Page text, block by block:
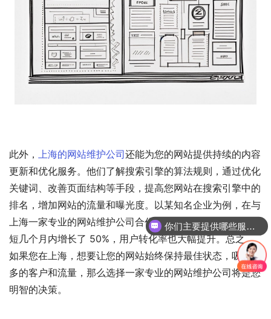
此外， 上海的网站维护公司还能为您的网站提供持续的内容
更新和优化服务。他们了解搜索引擎的算法规则，通过优化
关键词、改善页面结构等手段，提高您网站在搜索引擎中的
排名，增加网站的流量和曝光度。以某知名企业为例，在与
上海一家专业的网站维护公司合作后，其网站的访问量在短
短几个月内增长了 50%，用户转化率也大幅提升。总之，
如果您在上海，想要让您的网站始终保持最佳状态，吸引更
多的客户和流量，那么选择一家专业的网站维护公司将是您
明智的决策。
你们主要提供哪些服务？可以根据需求定制吗？